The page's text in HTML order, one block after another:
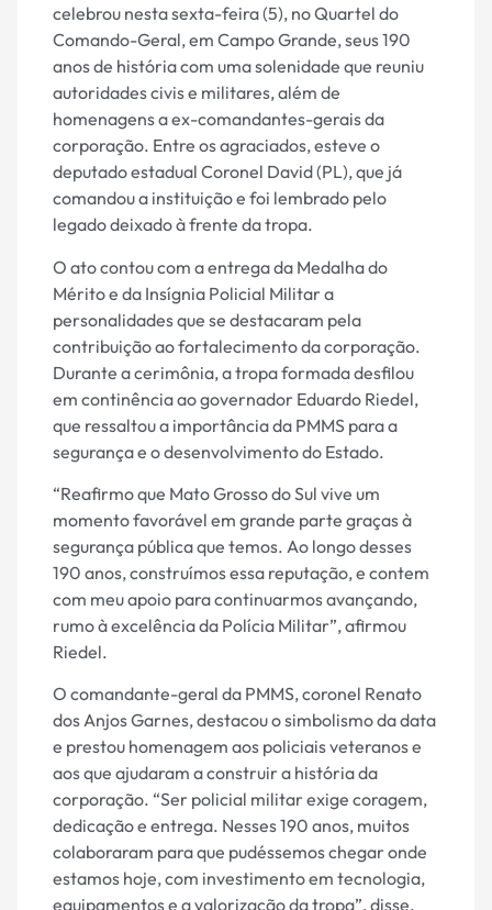
celebrou nesta sexta-feira (5), no Quartel do
Comando-Geral, em Campo Grande, seus 190
anos de história com uma solenidade que reuniu
autoridades civis e militares, além de
homenagens a ex-comandantes-gerais da
corporação. Entre os agraciados, esteve o
deputado estadual Coronel David (PL), que já
comandou a instituição e foi lembrado pelo
legado deixado à frente da tropa.
O ato contou com a entrega da Medalha do
Mérito e da Insígnia Policial Militar a
personalidades que se destacaram pela
contribuição ao fortalecimento da corporação.
Durante a cerimônia, a tropa formada desfilou
em continência ao governador Eduardo Riedel,
que ressaltou a importância da PMMS para a
segurança e o desenvolvimento do Estado.
“Reafirmo que Mato Grosso do Sul vive um
momento favorável em grande parte graças à
segurança pública que temos. Ao longo desses
190 anos, construímos essa reputação, e contem
com meu apoio para continuarmos avançando,
rumo à excelência da Polícia Militar”, afirmou
Riedel.
O comandante-geral da PMMS, coronel Renato
dos Anjos Garnes, destacou o simbolismo da data
e prestou homenagem aos policiais veteranos e
aos que ajudaram a construir a história da
corporação. “Ser policial militar exige coragem,
dedicação e entrega. Nesses 190 anos, muitos
colaboraram para que pudéssemos chegar onde
estamos hoje, com investimento em tecnologia,
equipamentos e a valorização da tropa”, disse.